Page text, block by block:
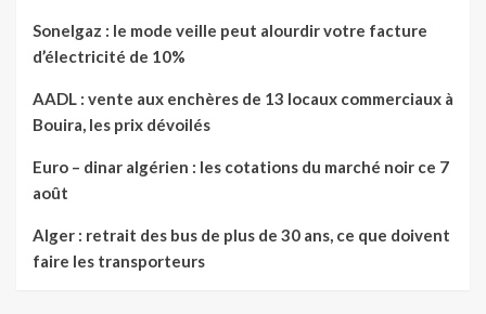
Sonelgaz : le mode veille peut alourdir votre facture
d’électricité de 10%
AADL : vente aux enchères de 13 locaux commerciaux à
Bouira, les prix dévoilés
Euro – dinar algérien : les cotations du marché noir ce 7
août
Alger : retrait des bus de plus de 30 ans, ce que doivent
faire les transporteurs